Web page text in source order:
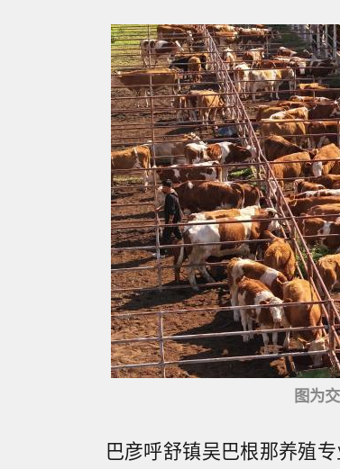
图为
巴彦呼舒镇吴巴根那养殖